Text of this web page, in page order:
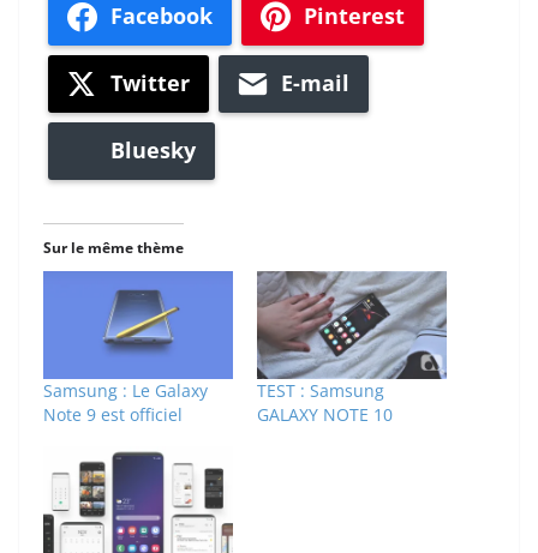
Facebook Pinterest
Twitter E-mail
Bluesky
Sur le même thème
Samsung : Le Galaxy
Note 9 est officiel
TEST : Samsung
GALAXY NOTE 10